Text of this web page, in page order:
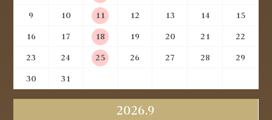
9
10 11 12 13 14
15
16
17 18 19 20 21
22
23
24 25 26 27 28
29
30
31
2026.9